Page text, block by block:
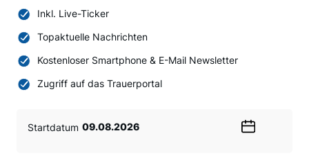
Inkl. Live-Ticker
Topaktuelle Nachrichten
Kostenloser Smartphone & E-Mail Newsletter
Zugriff auf das Trauerportal
Startdatum